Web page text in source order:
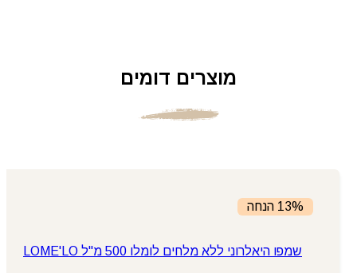
מוצרים דומים
13% הנחה
שמפו היאלרוני ללא מלחים לומלו 500 מ"ל LOME'LO